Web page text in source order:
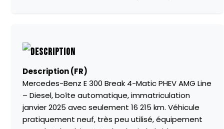
DESCRIPTION
Description (FR)
Mercedes-Benz E 300 Break 4-Matic PHEV AMG Line
– Diesel, boîte automatique, immatriculation
janvier 2025 avec seulement 16 215 km. Véhicule
pratiquement neuf, très peu utilisé, équipement